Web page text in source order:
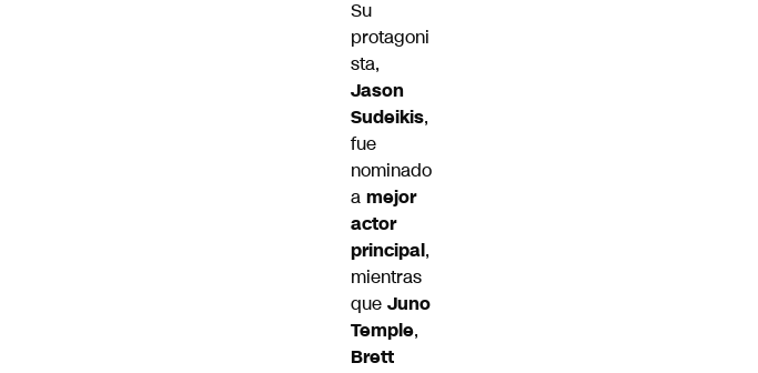
Su
protagoni
sta,
Jason
Sudeikis,
fue
nominado
a mejor
actor
principal,
mientras
que Juno
Temple,
Brett